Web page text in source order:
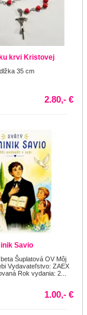
krvi Kristovej
35 cm
2.80,- €
Savio
Šuplatová OV Môj
Vydavateľstvo: ZAEX
Rok vydania: 2...
1.00,- €